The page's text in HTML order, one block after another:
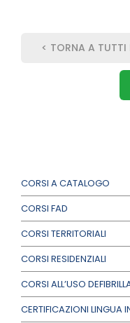
CORSI A CATALOGO
CORSI FAD
CORSI TERRITORIALI
CORSI RESIDENZIALI
CORSI ALL’USO
CERTIFICAZIONI LINGUA
< TORNA A TUTTI